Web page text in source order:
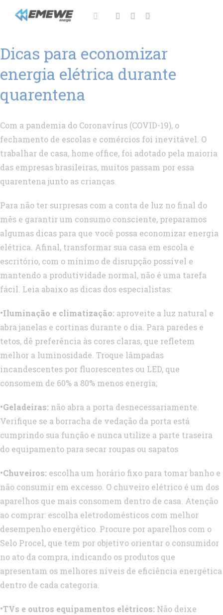
para
conteúdo
Toggle
Soluções
Notícias
Fale Conosco!
Dicas para economizar
energia elétrica durante
quarentena
Com a pandemia do Coronavírus (COVID-19), o
fechamento de escolas e comércios foi inevitável. O
trabalhar de casa, home office, foi adotado pela maioria
das empresas brasileiras, muitos passam por essa
quarentena junto as crianças.
Para não ter surpresas com a conta de luz no final do
mês e garantir um consumo consciente, preparamos
algumas dicas para que você possa economizar energia
elétrica. Afinal, transformar sua casa em escola e
escritório, com o mínimo de disrupção possível e
mantendo a produtividade normal, não é uma tarefa
fácil. Leia abaixo as dicas dos especialistas:
•Iluminação e climatização: aproveite a luz natural e
abra janelas e cortinas durante o dia. Para paredes e
tetos, dê preferência às cores claras, que refletem
melhor a luminosidade. Troque lâmpadas
incandescentes por fluorescentes ou LED, que
consomem de 60% a 80% menos energia;
•Geladeiras: não abra a porta desnecessariamente.
Verifique se a borracha de vedação da porta está
cumprindo sua função e nunca utilize a parte traseira
do equipamento para secar roupas ou sapatos
•Chuveiros: escolha um horário fixo para tomar banho e
não consumir em excesso. O chuveiro elétrico é um dos
aparelhos que mais consomem dentro de casa. Atenção
ao comprar: escolha eletrodomésticos com melhor
desempenho energético. Procure por aparelhos com o
Selo Procel, que tem por objetivo orientar o consumidor
no ato da compra, indicando os produtos que
apresentam os melhores níveis de eficiência energética
dentro de cada categoria.
•TVs e outros equipamentos elétricos: Não deixe